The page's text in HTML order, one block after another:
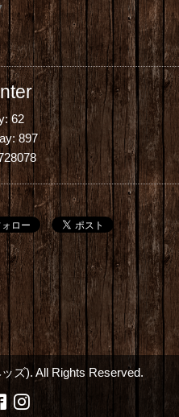
62
897
ズ). All Rights Reserved.